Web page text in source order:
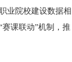
业院校建设数据相
课联动”机制，推